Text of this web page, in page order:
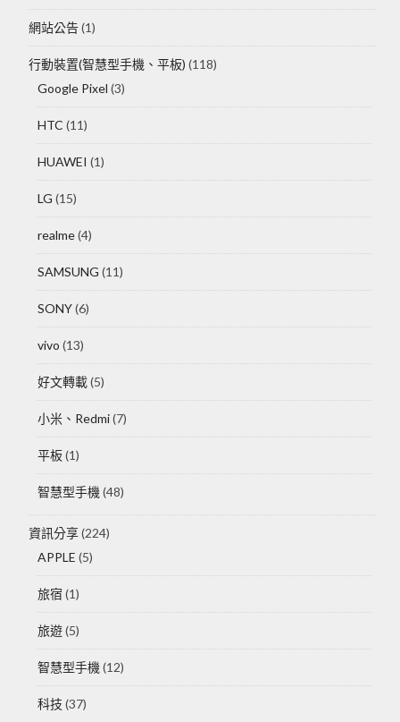
網站公告(1)
行動裝置(智慧型手機、平板) (118)
Google Pixel (3)
HTC (11)
HUAWEI (1)
LG (15)
realme(4)
SAMSUNG (11)
SONY(6)
vivo (13)
好文轉載(5)
小米、Redmi(7)
平板(1)
智慧型手機(48)
資訊分享(224)
APPLE (5)
旅宿 (1)
旅遊(5)
智慧型手機(12)
科技 (37)